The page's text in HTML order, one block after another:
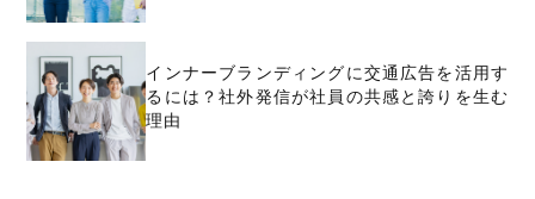
インナーブランディングに交通広告を活用す
るには？社外発信が社員の共感と誇りを生む
理由